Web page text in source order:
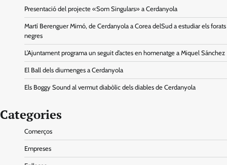
Presentació del projecte «Som Singulars» a Cerdanyola
Martí Berenguer Mimó, de Cerdanyola a Corea delSud a estudiar els forats
negres
L’Ajuntament programa un seguit d’actes en homenatge a Miquel Sánchez
El Ball dels diumenges a Cerdanyola
Els Boggy Sound al vermut diabòlic dels diables de Cerdanyola
Categories
Comerços
Empreses